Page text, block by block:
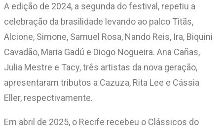
A edição de 2024, a segunda do festival, repetiu a
celebração da brasilidade levando ao palco Titãs,
Alcione, Simone, Samuel Rosa, Nando Reis, Ira, Biquini
Cavadão, Maria Gadú e Diogo Nogueira. Ana Cañas,
Julia Mestre e Tacy, três artistas da nova geração,
apresentaram tributos a Cazuza, Rita Lee e Cássia
Eller, respectivamente.
Em abril de 2025, o Recife recebeu o Clássicos do